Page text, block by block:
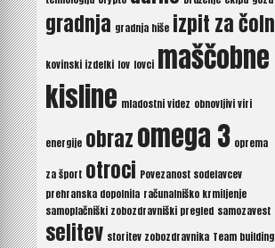
gradnja gradnja hiše izpit za čoln
kovinski izdelki lov lovci maščobne
kisline mladostni videz obnovljivi viri
energije obrazomega 3 oprema
za šport otroci Povezanost sodelavcev
prehranska dopolnila računalniško krmiljenje
samoplačniški zobozdravniški pregled samozavest
selitev storitev zobozdravnika Team building